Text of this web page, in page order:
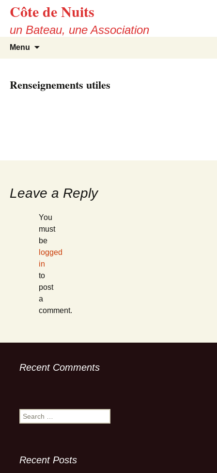
content
Côte de Nuits
un Bateau, une Association
Menu
Renseignements utiles
Leave a Reply
You
must
be
logged
in
to
post
a
comment.
Recent Comments
Search
for:
Recent Posts